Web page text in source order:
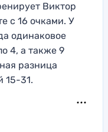
Виктор
с 16 очками. У
одинаковое
4, а также 9
разница
15-31.